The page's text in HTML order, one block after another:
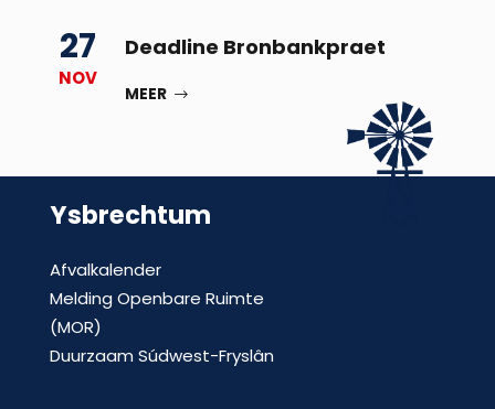
27
NOV
Deadline Bronbankpraet
MEER
Ysbrechtum
Afvalkalender
Melding Openbare Ruimte
(MOR)
Duurzaam Súdwest-Fryslân